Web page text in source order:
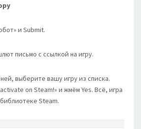
и Submit.
письмо с ссылкой на игру.
выберите вашу игру из списка.
on Steam!» и жмём Yes. Всё, игра
Steam.